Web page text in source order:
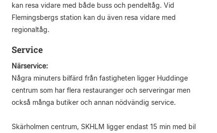
kan resa vidare med både buss och pendeltåg. Vid
Flemingsbergs station kan du även resa vidare med
regionaltåg.
Service
Närservice:
Några minuters bilfärd från fastigheten ligger Huddinge
centrum som har flera restauranger och serveringar men
också många butiker och annan nödvändig service.
Skärholmen centrum, SKHLM ligger endast 15 min med bil